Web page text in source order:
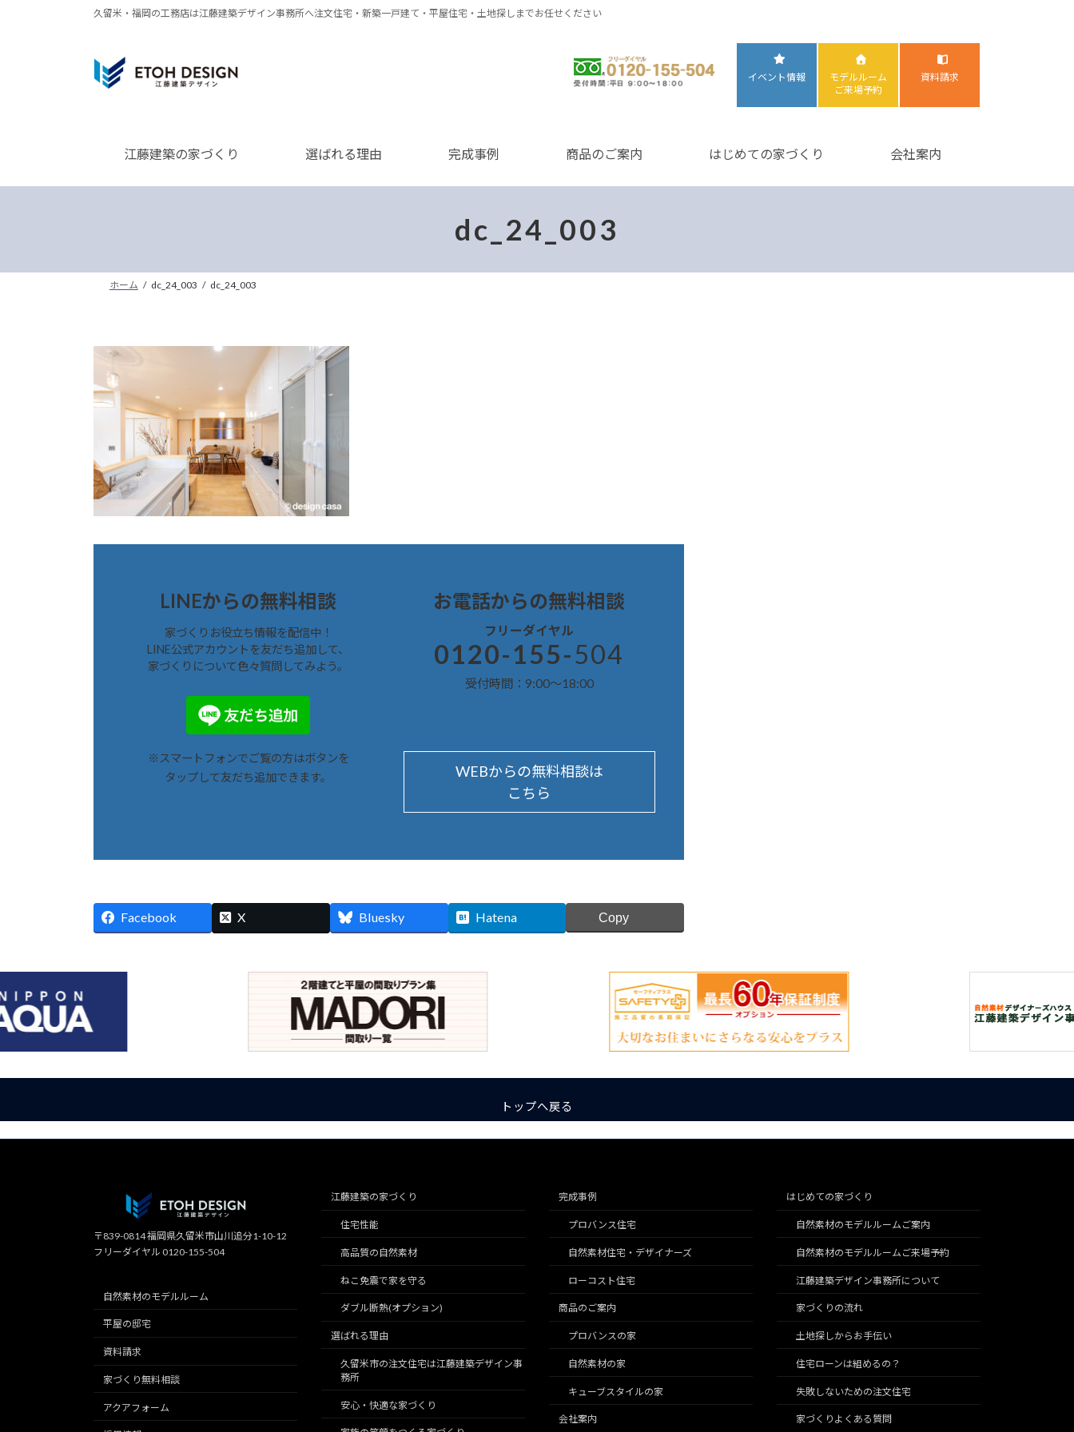
久留米・福岡の工務店は江藤建築デザイン事務所へ注文住宅・新築一戸建て・平屋住宅・土地探しまでお任せください
イベント情報
モデルルーム
ご来場予約
資料請求
江藤建築の家づくり 選ばれる理由 完成事例 商品のご案内 はじめての家づくり 会社案内
dc_24_003
ホーム dc_24_003 dc_24_003
LINEからの無料相談
家づくりお役立ち情報を配信中！
LINE公式アカウントを友だち追加して、
家づくりについて色々質問してみよう。
※スマートフォンでご覧の方はボタンを
タップして友だち追加できます。
お電話からの無料相談
フリーダイヤル
0120-155-504
受付時間：9:00～18:00
WEBからの無料相談は
こちら
Facebook X Bluesky Hatena Copy
トップへ戻る
〒839-0814 福岡県久留米市山川追分1-10-12
フリーダイヤル 0120-155-504
自然素材のモデルルーム
平屋の邸宅
資料請求
家づくり無料相談
アクアフォーム
江藤建築の家づくり
住宅性能
高品質の自然素材
ねこ免震で家を守る
ダブル断熱(オプション)
選ばれる理由
久留米市の注文住宅は江藤建築デザイン事
務所
安心・快適な家づくり
完成事例
プロバンス住宅
自然素材住宅・デザイナーズ
ローコスト住宅
商品のご案内
プロバンスの家
自然素材の家
キューブスタイルの家
会社案内
はじめての家づくり
自然素材のモデルルームご案内
自然素材のモデルルームご来場予約
江藤建築デザイン事務所について
家づくりの流れ
土地探しからお手伝い
住宅ローンは組めるの？
失敗しないための注文住宅
家づくりよくある質問